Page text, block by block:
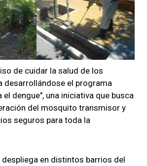
de cuidar la salud de los
desarrollándose el programa
el dengue", una iniciativa que busca
del mosquito transmisor y
seguros para toda la
despliega en distintos barrios del